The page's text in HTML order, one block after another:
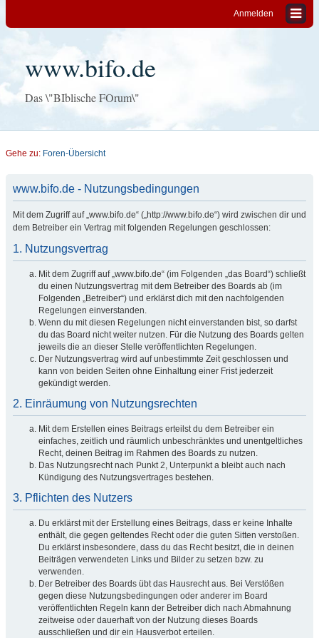
Anmelden
www.bifo.de
Das \"BIblische FOrum\"
Gehe zu: Foren-Übersicht
www.bifo.de - Nutzungsbedingungen
Mit dem Zugriff auf „www.bifo.de“ („http://www.bifo.de“) wird zwischen dir und
dem Betreiber ein Vertrag mit folgenden Regelungen geschlossen:
1. Nutzungsvertrag
Mit dem Zugriff auf „www.bifo.de“ (im Folgenden „das Board“) schließt
du einen Nutzungsvertrag mit dem Betreiber des Boards ab (im
Folgenden „Betreiber“) und erklärst dich mit den nachfolgenden
Regelungen einverstanden.
Wenn du mit diesen Regelungen nicht einverstanden bist, so darfst
du das Board nicht weiter nutzen. Für die Nutzung des Boards gelten
jeweils die an dieser Stelle veröffentlichten Regelungen.
Der Nutzungsvertrag wird auf unbestimmte Zeit geschlossen und
kann von beiden Seiten ohne Einhaltung einer Frist jederzeit
gekündigt werden.
2. Einräumung von Nutzungsrechten
Mit dem Erstellen eines Beitrags erteilst du dem Betreiber ein
einfaches, zeitlich und räumlich unbeschränktes und unentgeltliches
Recht, deinen Beitrag im Rahmen des Boards zu nutzen.
Das Nutzungsrecht nach Punkt 2, Unterpunkt a bleibt auch nach
Kündigung des Nutzungsvertrages bestehen.
3. Pflichten des Nutzers
Du erklärst mit der Erstellung eines Beitrags, dass er keine Inhalte
enthält, die gegen geltendes Recht oder die guten Sitten verstoßen.
Du erklärst insbesondere, dass du das Recht besitzt, die in deinen
Beiträgen verwendeten Links und Bilder zu setzen bzw. zu
verwenden.
Der Betreiber des Boards übt das Hausrecht aus. Bei Verstößen
gegen diese Nutzungsbedingungen oder anderer im Board
veröffentlichten Regeln kann der Betreiber dich nach Abmahnung
zeitweise oder dauerhaft von der Nutzung dieses Boards
ausschließen und dir ein Hausverbot erteilen.